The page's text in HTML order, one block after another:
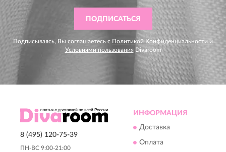
ПОДПИСАТЬСЯ
Подписываясь, Вы соглашаетесь с Политикой Конфиденциальности и
Условиями пользования Divaroom
8 (495) 120-75-39
ПН-ВС 9:00-21:00
ИНФОРМАЦИЯ
Доставка
Оплата